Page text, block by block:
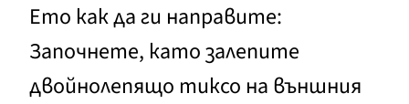
Ето как да ги направите:
Започнете, като залепите
двойнолепящо тиксо на външния